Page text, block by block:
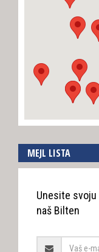
MEJL LISTA
Unesite
naš Bilten